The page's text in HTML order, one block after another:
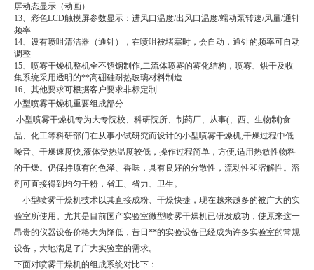
屏动态显示（动画）
13、彩色LCD触摸屏参数显示：进风口温度/出风口温度/蠕动泵转速/风量/通针
频率
14、设有喷咀清洁器（通针），在喷咀被堵塞时，会自动，通针的频率可自动
调整
15、喷雾干燥机整机全不锈钢制作,二流体喷雾的雾化结构，喷雾、烘干及收
集系统采用透明的**高硼硅耐热玻璃材料制造
16、其他要求可根据客户要求非标定制
小型喷雾干燥机重要组成部分
小型喷雾干燥机专为大专院校、科研院所、制药厂、从事(、西、生物制)食
品、化工等科研部门在从事小试研究而设计的小型喷雾干燥机,干燥过程中低
噪音、干燥速度快,液体受热温度较低，操作过程简单，方便,适用热敏性物料
的干燥。仍保持原有的色泽、香味，具有良好的分散性，流动性和溶解性。溶
剂可直接得到均匀干粉，省工、省力、卫生。
小型喷雾干燥机技术以其直接成粉、干燥快捷，现在越来越多的被广大的实
验室所使用。尤其是目前国产实验室微型喷雾干燥机已研发成功，使原来这一
昂贵的仪器设备价格大为降低，昔日**的实验设备已经成为许多实验室的常规
设备，大地满足了广大实验室的需求。
下面对喷雾干燥机的组成系统对比下：